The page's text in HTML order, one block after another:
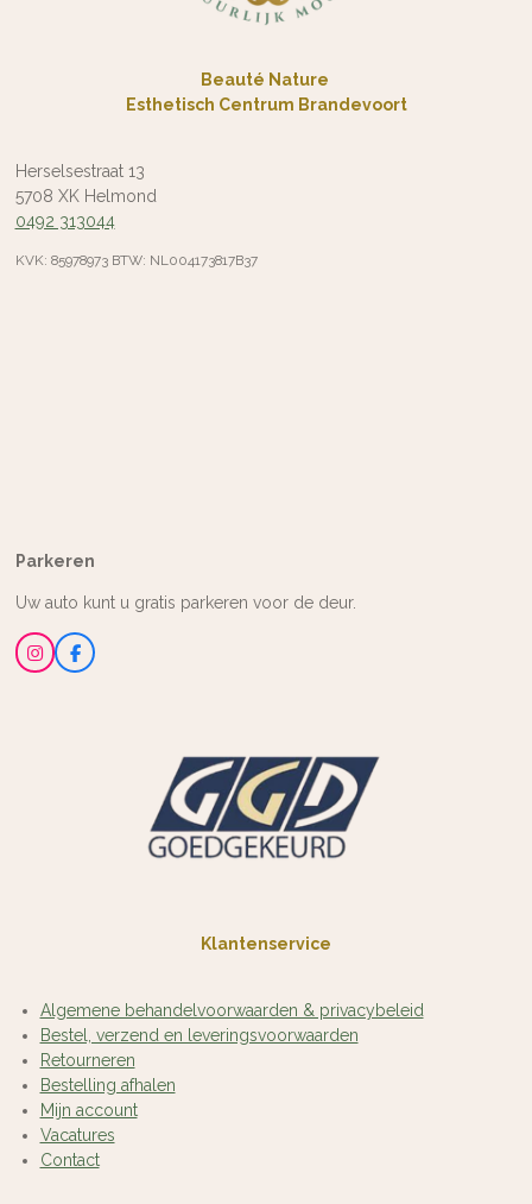
Beauté Nature
Esthetisch Centrum Brandevoort
Herselsestraat 13
5708 XK Helmond
0492 313044
KVK: 85978973 BTW: NL004173817B37
Parkeren
Uw auto kunt u gratis parkeren voor de deur.
I
n
F
a
Klantenservice
Algemene behandelvoorwaarden & privacybeleid
Bestel, verzend en leveringsvoorwaarden
Retourneren
Bestelling afhalen
Mijn account
Vacatures
Contact